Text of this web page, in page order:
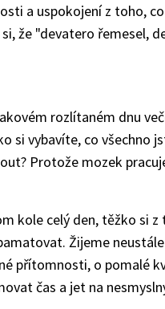
a uspokojení z toho,
že "devatero řemesel,
rozlítaném dnu
si vybavíte, co všechno
Protože mozek
kole celý den, těžko si
Žijeme
přítomnosti, o pomalé
čas a jet na